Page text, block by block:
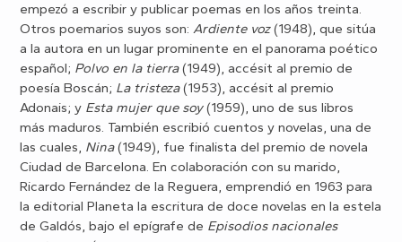
empezó a escribir y publicar poemas en los años treinta.
Otros poemarios suyos son:Ardiente voz(1948), que sitúa
a la autora en un lugar prominente en el panorama poético
español; Polvo en la tierra(1949), accésit al premio de
poesía Boscán; La tristeza(1953), accésit al premio
Adonais; y Esta mujer que soy(1959), uno de sus libros
más maduros. También escribió cuentos y novelas, una de
las cuales, Nina(1949), fue finalista del premio de novela
Ciudad de Barcelona. En colaboración con su marido,
Ricardo Fernández de la Reguera, emprendió en 1963 para
la editorial Planeta la escritura de doce novelas en la estela
de Galdós, bajo el epígrafe de Episodios nacionales